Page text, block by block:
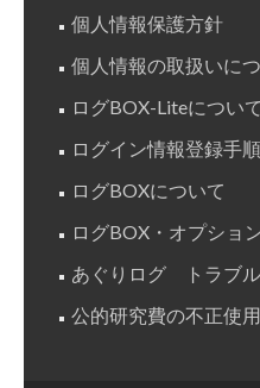
個人情報保護方針
個人情報の取扱いに
ログBOX-Liteについて
ログイン情報登録手順
ログBOXについて
ログBOX・オプショ
あぐりログ トラブ
公的研究費の不正使